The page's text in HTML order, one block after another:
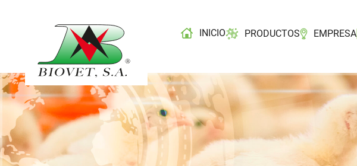
INICIO PRODUCTOS EMPRESA